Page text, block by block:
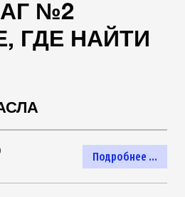
№2
ГДЕ НАЙТИ
Подробнее ...